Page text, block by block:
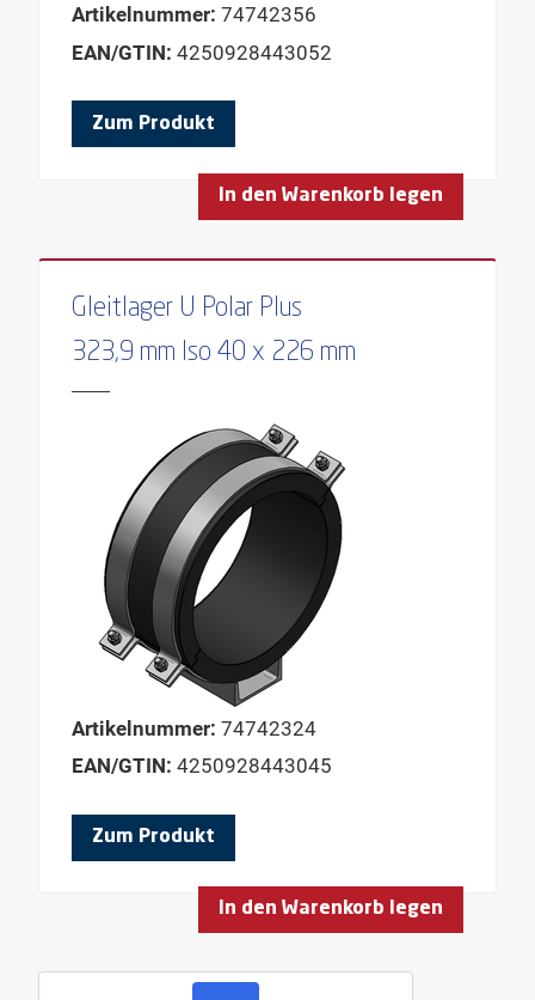
Artikelnummer: 74742356
EAN/GTIN: 4250928443052
Zum Produkt
In den Warenkorb legen
Gleitlager U Polar Plus
323,9 mm Iso 40 x 226 mm
Artikelnummer: 74742324
EAN/GTIN: 4250928443045
Zum Produkt
In den Warenkorb legen